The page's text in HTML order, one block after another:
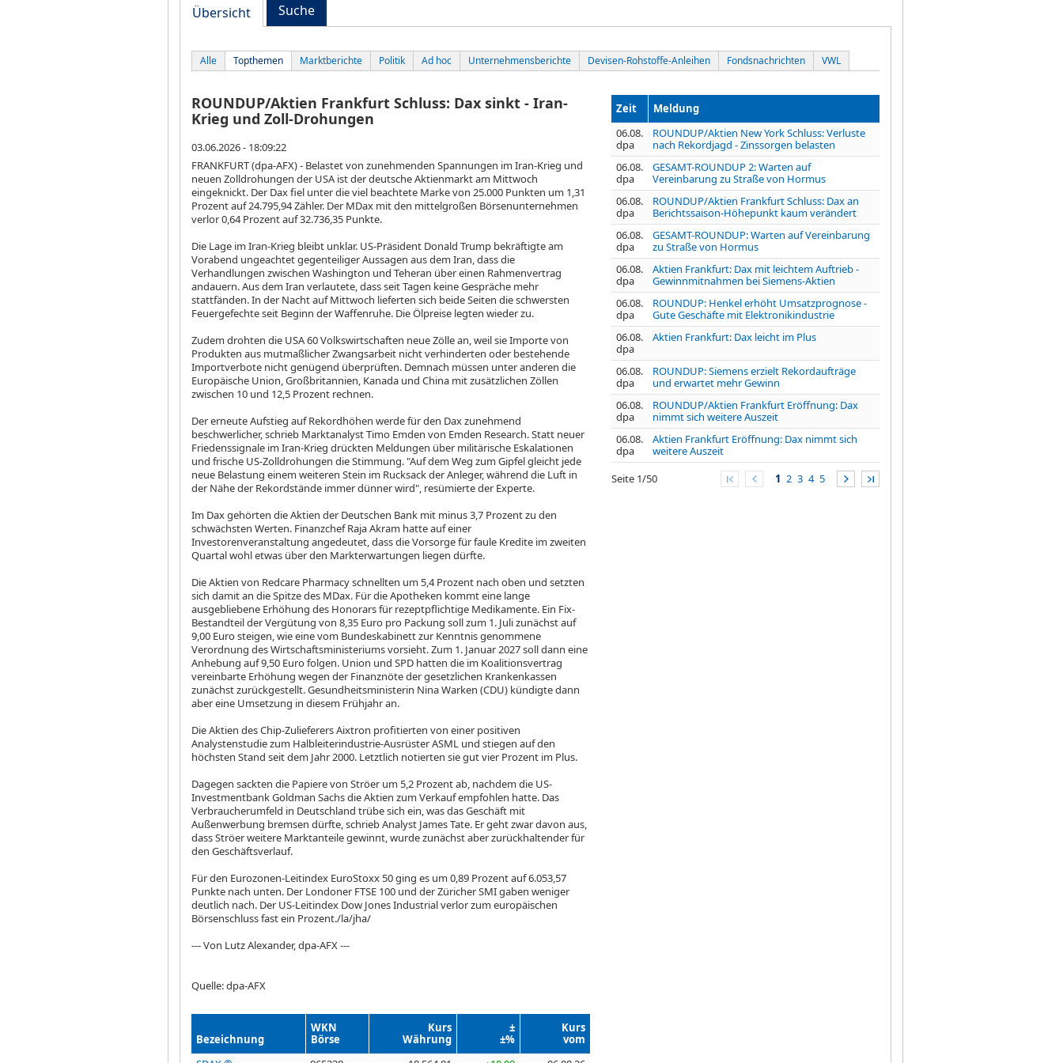
Übersicht Suche
Alle Topthemen Marktberichte Politik Ad hoc Unternehmensberichte Devisen-Rohstoffe-Anleihen Fondsnachrichten VWL
ROUNDUP/Aktien Frankfurt Schluss: Dax sinkt - Iran-
Krieg und Zoll-Drohungen
03.06.2026 - 18:09:22
FRANKFURT (dpa-AFX) - Belastet von zunehmenden Spannungen im Iran-Krieg und
neuen Zolldrohungen der USA ist der deutsche Aktienmarkt am Mittwoch
eingeknickt. Der Daxfiel unter die viel beachtete Marke von 25.000 Punkten um 1,31
Prozent auf 24.795,94 Zähler. Der MDax mit den mittelgroßen Börsenunternehmen
verlor 0,64 Prozent auf 32.736,35 Punkte.
Die Lage im Iran-Krieg bleibt unklar. US-Präsident Donald Trump bekräftigte am
Vorabend ungeachtet gegenteiliger Aussagen aus dem Iran, dass die
Verhandlungen zwischen Washington und Teheran über einen Rahmenvertrag
andauern. Aus dem Iran verlautete, dass seit Tagen keine Gespräche mehr
stattfänden. In der Nacht auf Mittwoch lieferten sich beide Seiten die schwersten
Feuergefechte seit Beginn der Waffenruhe. Die Ölpreise legten wieder zu.
Zudem drohten die USA 60 Volkswirtschaften neue Zölle an, weil sie Importe von
Produkten aus mutmaßlicher Zwangsarbeit nicht verhinderten oder bestehende
Importverbote nicht genügend überprüften. Demnach müssen unter anderen die
Europäische Union, Großbritannien, Kanada und China mit zusätzlichen Zöllen
zwischen 10 und 12,5 Prozent rechnen.
Der erneute Aufstieg auf Rekordhöhen werde für den Dax zunehmend
beschwerlicher, schrieb Marktanalyst Timo Emden von Emden Research. Statt neuer
Friedenssignale im Iran-Krieg drückten Meldungen über militärische Eskalationen
und frische US-Zolldrohungen die Stimmung. "Auf dem Weg zum Gipfel gleicht jede
neue Belastung einem weiteren Stein im Rucksack der Anleger, während die Luft in
der Nähe der Rekordstände immer dünner wird", resümierte der Experte.
Im Dax gehörten die Aktien der Deutschen Bank mit minus 3,7 Prozent zu den
schwächsten Werten. Finanzchef Raja Akram hatte auf einer
Investorenveranstaltung angedeutet, dass die Vorsorge für faule Kredite im zweiten
Quartal wohl etwas über den Markterwartungen liegen dürfte.
Die Aktien von Redcare Pharmacyschnellten um 5,4 Prozent nach oben und setzten
sich damit an die Spitze des MDax. Für die Apotheken kommt eine lange
ausgebliebene Erhöhung des Honorars für rezeptpflichtige Medikamente. Ein Fix-
Bestandteil der Vergütung von 8,35 Euro pro Packung soll zum 1. Juli zunächst auf
9,00 Euro steigen, wie eine vom Bundeskabinett zur Kenntnis genommene
Verordnung des Wirtschaftsministeriums vorsieht. Zum 1. Januar 2027 soll dann eine
Anhebung auf 9,50 Euro folgen. Union und SPD hatten die im Koalitionsvertrag
vereinbarte Erhöhung wegen der Finanznöte der gesetzlichen Krankenkassen
zunächst zurückgestellt. Gesundheitsministerin Nina Warken (CDU) kündigte dann
aber eine Umsetzung in diesem Frühjahr an.
Die Aktien des Chip-Zulieferers Aixtron profitierten von einer positiven
Analystenstudie zum Halbleiterindustrie-Ausrüster ASML und stiegen auf den
höchsten Stand seit dem Jahr 2000. Letztlich notierten sie gut vier Prozent im Plus.
Dagegen sackten die Papiere von Ströer um 5,2 Prozent ab, nachdem die US-
Investmentbank Goldman Sachs die Aktien zum Verkauf empfohlen hatte. Das
Verbraucherumfeld in Deutschland trübe sich ein, was das Geschäft mit
Außenwerbung bremsen dürfte, schrieb Analyst James Tate. Er geht zwar davon aus,
dass Ströer weitere Marktanteile gewinnt, wurde zunächst aber zurückhaltender für
den Geschäftsverlauf.
Für den Eurozonen-Leitindex EuroStoxx 50ging es um 0,89 Prozent auf 6.053,57
Punkte nach unten. Der Londoner FTSE 100 und der Züricher SMIgaben weniger
deutlich nach. Der US-Leitindex Dow Jones Industrialverlor zum europäischen
Börsenschluss fast ein Prozent./la/jha/
--- Von Lutz Alexander, dpa-AFX ---
Quelle: dpa-AFX
Bezeichnung
WKN
Börse
Kurs
Währung
±
±%
Kurs
vom
Zeit
Meldung
06.08.
dpa
ROUNDUP/Aktien New York Schluss: Verluste
nach Rekordjagd - Zinssorgen belasten
06.08.
dpa
GESAMT-ROUNDUP 2: Warten auf
Vereinbarung zu Straße von Hormus
06.08.
dpa
ROUNDUP/Aktien Frankfurt Schluss: Dax an
Berichtssaison-Höhepunkt kaum verändert
06.08.
dpa
GESAMT-ROUNDUP: Warten auf Vereinbarung
zu Straße von Hormus
06.08.
dpa
Aktien Frankfurt: Dax mit leichtem Auftrieb -
Gewinnmitnahmen bei Siemens-Aktien
06.08.
dpa
ROUNDUP: Henkel erhöht Umsatzprognose -
Gute Geschäfte mit Elektronikindustrie
06.08.
dpa
Aktien Frankfurt: Dax leicht im Plus
06.08.
dpa
ROUNDUP: Siemens erzielt Rekordaufträge
und erwartet mehr Gewinn
06.08.
dpa
ROUNDUP/Aktien Frankfurt Eröffnung: Dax
nimmt sich weitere Auszeit
06.08.
dpa
Aktien Frankfurt Eröffnung: Dax nimmt sich
weitere Auszeit
Seite 1/50 1 2 3 4 5